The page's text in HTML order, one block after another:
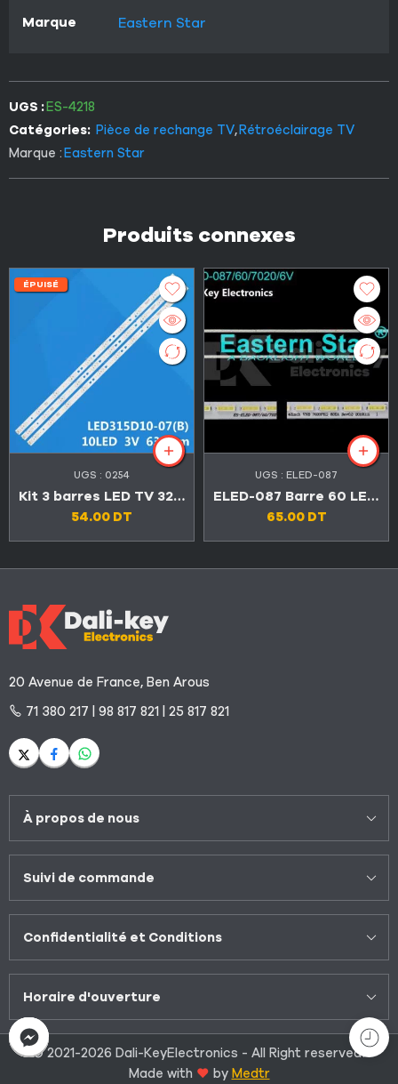
Marque
Eastern Star
UGS :ES-4218
Catégories: Pièce de rechange TV,Rétroéclairage TV
Marque :Eastern Star
Produits connexes
ÉPUISÉ
UGS : 0254
Kit 3 barres LED TV 32″ 10 LED 3V
54.00 DT
UGS : ELED-087
ELED-087 Barre 60 LED TV SABA 42″ SB 42LED276
65.00 DT
20 Avenue de France, Ben Arous
71 380 217 | 98 817 821 | 25 817 821
À propos de nous
Suivi de commande
Confidentialité et Conditions
Horaire d'ouverture
© 2021-2026 Dali-KeyElectronics - All Right reserved!
Made with
by Medtr